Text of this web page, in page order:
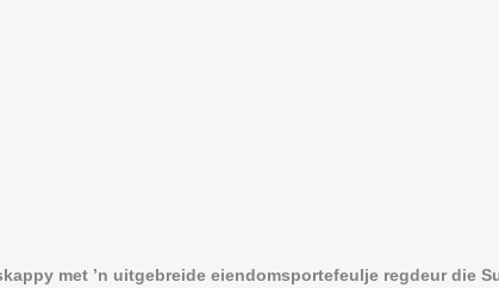
met ’n uitgebreide eiendomsportefeulje regdeur die